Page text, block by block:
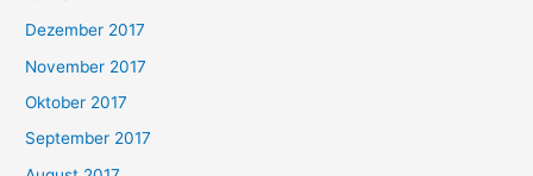
Dezember 2017
November 2017
Oktober 2017
September 2017